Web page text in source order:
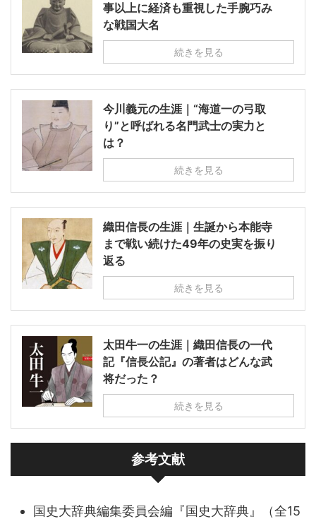
事以上に経済も重視した手腕巧み
な戦国大名
続きを見る
今川義元の生涯｜“海道一の弓取
り”と呼ばれる名門武士の実力と
は？
続きを見る
織田信長の生涯｜生誕から本能寺
まで戦い続けた49年の史実を振り
返る
続きを見る
太田牛一の生涯｜織田信長の一代
記『信長公記』の著者はどんな武
将だった？
続きを見る
参考文献
国史大辞典編集委員会編『国史大辞典』（全15